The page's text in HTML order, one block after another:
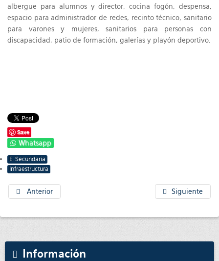
albergue para alumnos y director, cocina fogón, despensa,
espacio para administrador de redes, recinto técnico, sanitario
para varones y mujeres, sanitarios para personas con
discapacidad, patio de formación, galerías y playón deportivo.
Save
Whatsapp
E. Secundaria
Infraestructura
Anterior Siguiente
Información